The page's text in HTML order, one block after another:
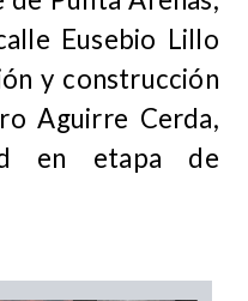
Eusebio Lillo
y construcción
Aguirre Cerda,
en etapa de